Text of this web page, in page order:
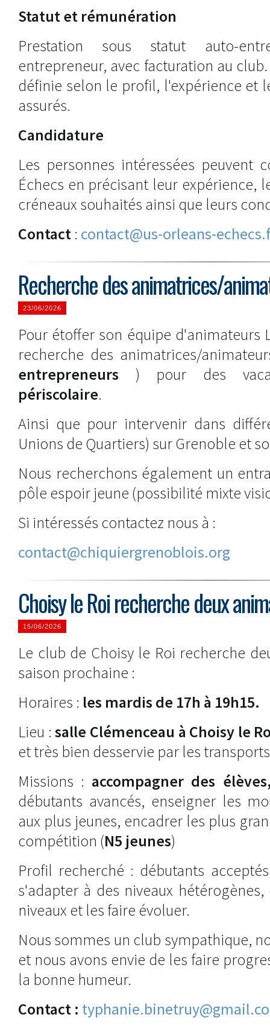
Statut et rémunération
Prestation sous statut auto-
entrepreneur, avec facturation au
définie selon le profil, l'expérience et
assurés.
Candidature
Les personnes intéressées peuvent
Échecs en précisant leur expérience,
créneaux souhaités ainsi que leurs
Contact : contact@us-orleans-
Recherche des animatrices/
23/06/2026
Pour étoffer son équipe d'animateurs
recherche des animatrices/
entrepreneurs ) pour des
périscolaire.
Ainsi que pour intervenir dans
Unions de Quartiers) sur Grenoble et
Nous recherchons également un
pôle espoir jeune (possibilité mixte
Si intéressés contactez nous à :
contact@chiquiergrenoblois.org
Choisy le Roi recherche deux
15/06/2026
Le club de Choisy le Roi recherche
saison prochaine :
Horaires : les mardis de 17h à 19h15.
Lieu :salle Clémenceau à Choisy le
et très bien desservie par les transports
Missions : accompagner des
débutants avancés, enseigner les
aux plus jeunes, encadrer les plus
compétition (N5 jeunes)
Profil recherché : débutants
s'adapter à des niveaux
niveaux et les faire évoluer.
Nous sommes un club sympathique,
et nous avons envie de les faire
la bonne humeur.
Contact :